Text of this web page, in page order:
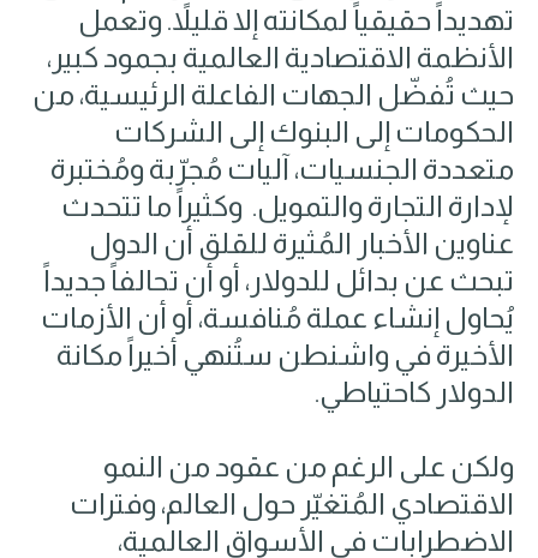
تهديداً حقيقياً لمكانته إلا قليلاً. وتعمل
الأنظمة الاقتصادية العالمية بجمود كبير٬
حيث تُفضّل الجهات الفاعلة الرئيسية، من
الحكومات إلى البنوك إلى الشركات
متعددة الجنسيات، آليات مُجرّبة ومُختبرة
لإدارة التجارة والتمويل. وكثيراً ما تتحدث
عناوين الأخبار المُثيرة للقلق أن الدول
تبحث عن بدائل للدولار، أو أن تحالفاً جديداً
يُحاول إنشاء عملة مُنافسة، أو أن الأزمات
الأخيرة في واشنطن ستُنهي أخيراً مكانة
الدولار كاحتياطي.
ولكن على الرغم من عقود من النمو
الاقتصادي المُتغيّر حول العالم، وفترات
الاضطرابات في الأسواق العالمية،